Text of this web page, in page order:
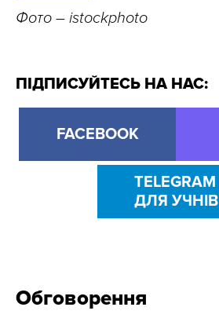
Фото – istockphoto
ПІДПИСУЙТЕСЬ НА НАС:
FACEBOOK
TELEGRAM
ДЛЯ УЧНІВ
Обговорення